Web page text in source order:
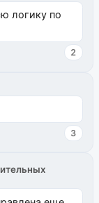
логику по
2
3